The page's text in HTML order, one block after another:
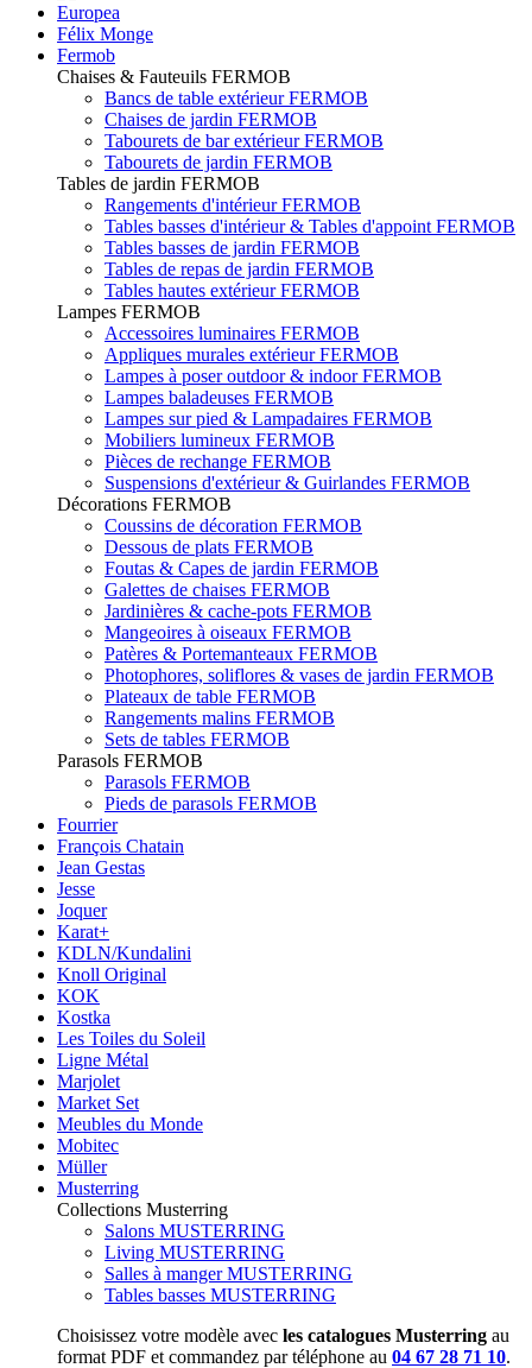
Europea
Félix Monge
Fermob
Chaises & Fauteuils FERMOB
Bancs de table extérieur FERMOB
Chaises de jardin FERMOB
Tabourets de bar extérieur FERMOB
Tabourets de jardin FERMOB
Tables de jardin FERMOB
Rangements d'intérieur FERMOB
Tables basses d'intérieur & Tables d'appoint FERMOB
Tables basses de jardin FERMOB
Tables de repas de jardin FERMOB
Tables hautes extérieur FERMOB
Lampes FERMOB
Accessoires luminaires FERMOB
Appliques murales extérieur FERMOB
Lampes à poser outdoor & indoor FERMOB
Lampes baladeuses FERMOB
Lampes sur pied & Lampadaires FERMOB
Mobiliers lumineux FERMOB
Pièces de rechange FERMOB
Suspensions d'extérieur & Guirlandes FERMOB
Décorations FERMOB
Coussins de décoration FERMOB
Dessous de plats FERMOB
Foutas & Capes de jardin FERMOB
Galettes de chaises FERMOB
Jardinières & cache-pots FERMOB
Mangeoires à oiseaux FERMOB
Patères & Portemanteaux FERMOB
Photophores, soliflores & vases de jardin FERMOB
Plateaux de table FERMOB
Rangements malins FERMOB
Sets de tables FERMOB
Parasols FERMOB
Parasols FERMOB
Pieds de parasols FERMOB
Fourrier
François Chatain
Jean Gestas
Jesse
Joquer
Karat+
KDLN/Kundalini
Knoll Original
KOK
Kostka
Les Toiles du Soleil
Ligne Métal
Marjolet
Market Set
Meubles du Monde
Mobitec
Müller
Musterring
Collections Musterring
Salons MUSTERRING
Living MUSTERRING
Salles à manger MUSTERRING
Tables basses MUSTERRING
Choisissez votre modèle avec les catalogues Musterring au
format PDF et commandez par téléphone au 04 67 28 71 10.